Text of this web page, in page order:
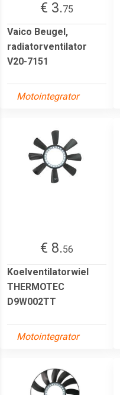
€ 3.75
Vaico Beugel,
radiatorventilator
V20-7151
Motointegrator
€ 8.56
Koelventilatorwiel
THERMOTEC
D9W002TT
Motointegrator